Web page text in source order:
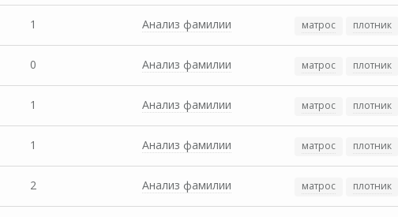
1 Анализ фамилии матрос плотник
0 Анализ фамилии матрос плотник
1 Анализ фамилии матрос плотник
1 Анализ фамилии матрос плотник
2 Анализ фамилии матрос плотник